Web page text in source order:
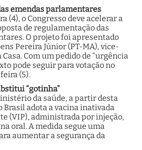
emendas parlamentares
(4), o Congresso deve acelerar a
de regulamentação das
O projeto foi apresentado
Pereira Júnior (PT-MA), vice-
Com um pedido de “urgência
pode seguir para votação no
(5).
“gotinha”
da saúde, a partir desta
Brasil adota a vacina inativada
(VIP), administrada por injeção,
oral. A medida segue uma
aumentar a segurança da